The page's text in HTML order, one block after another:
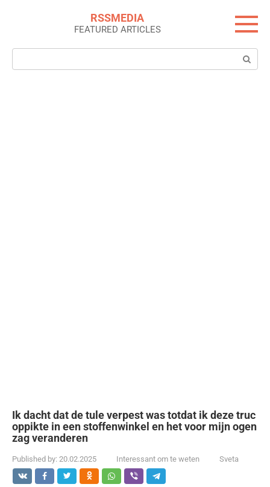
RSSMEDIA
FEATURED ARTICLES
Search:
Ik dacht dat de tule verpest was totdat ik deze truc
oppikte in een stoffenwinkel en het voor mijn ogen
zag veranderen
Published by: 20.02.2025 Interessant om te weten Sveta